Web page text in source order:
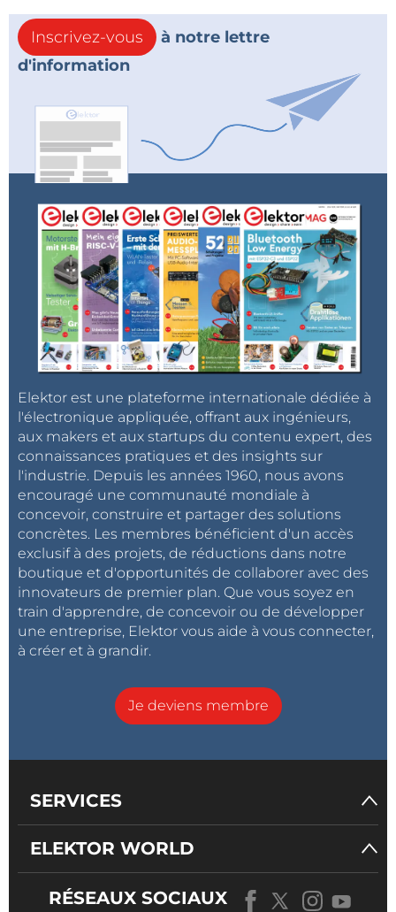
Inscrivez-vous
à notre lettre
d'information
Elektor est une plateforme internationale dédiée à
l'électronique appliquée, offrant aux ingénieurs,
aux makers et aux startups du contenu expert, des
connaissances pratiques et des insights sur
l'industrie. Depuis les années 1960, nous avons
encouragé une communauté mondiale à
concevoir, construire et partager des solutions
concrètes. Les membres bénéficient d'un accès
exclusif à des projets, de réductions dans notre
boutique et d'opportunités de collaborer avec des
innovateurs de premier plan. Que vous soyez en
train d'apprendre, de concevoir ou de développer
une entreprise, Elektor vous aide à vous connecter,
à créer et à grandir.
Je deviens membre
SERVICES
ELEKTOR WORLD
RÉSEAUX SOCIAUX